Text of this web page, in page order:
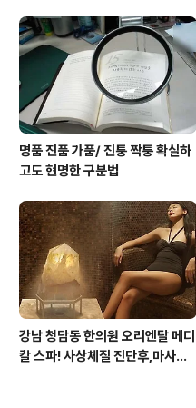
명품 진품 가품/ 진퉁 짝퉁 확실하
고도 현명한 구분법
강남 청담동 한의원 오리엔탈 메디
칼 스파! 사상체질 진단후,마사지,